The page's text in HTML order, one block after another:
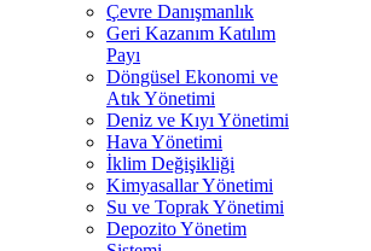
Çevre Danışmanlık
Geri Kazanım Katılım
Payı
Döngüsel Ekonomi ve
Atık Yönetimi
Deniz ve Kıyı Yönetimi
Hava Yönetimi
İklim Değişikliği
Kimyasallar Yönetimi
Su ve Toprak Yönetimi
Depozito Yönetim